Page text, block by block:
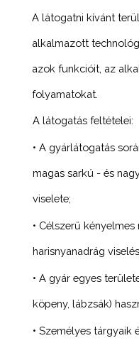
A látogatni kívánt
alkalmazott
azok funkcióit, az
folyamatokat.
A látogatás feltételei:
• A gyárlátogatás
magas sarkú - és
viselete;
• Célszerű kényelmes
harisnyanadrág
• A gyár egyes
köpeny, lábzsák)
• Személyes tárgyaik